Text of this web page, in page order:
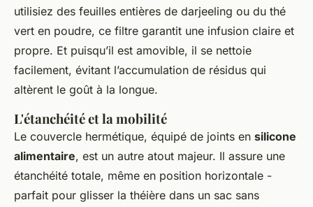
utilisiez des feuilles entières de darjeeling ou du thé
vert en poudre, ce filtre garantit une infusion claire et
propre. Et puisqu’il est amovible, il se nettoie
facilement, évitant l’accumulation de résidus qui
altèrent le goût à la longue.
L'étanchéité et la mobilité
Le couvercle hermétique, équipé de joints en silicone
alimentaire, est un autre atout majeur. Il assure une
étanchéité totale, même en position horizontale -
parfait pour glisser la théière dans un sac sans